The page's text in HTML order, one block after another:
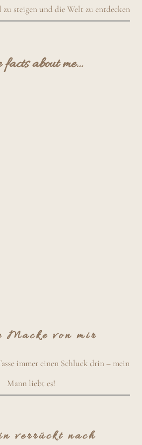
steigen und die Welt zu entdecken
facts about me…
Macke von mir
immer einen Schluck drin – mein
Mann liebt es!
verrückt nach